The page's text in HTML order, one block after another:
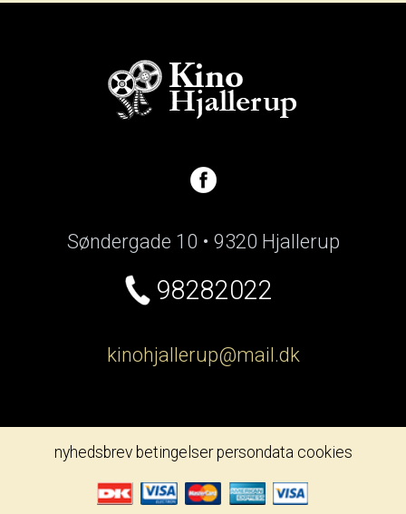
Søndergade 10 • 9320 Hjallerup
98282022
kinohjallerup@mail.dk
nyhedsbrev betingelser persondata cookies